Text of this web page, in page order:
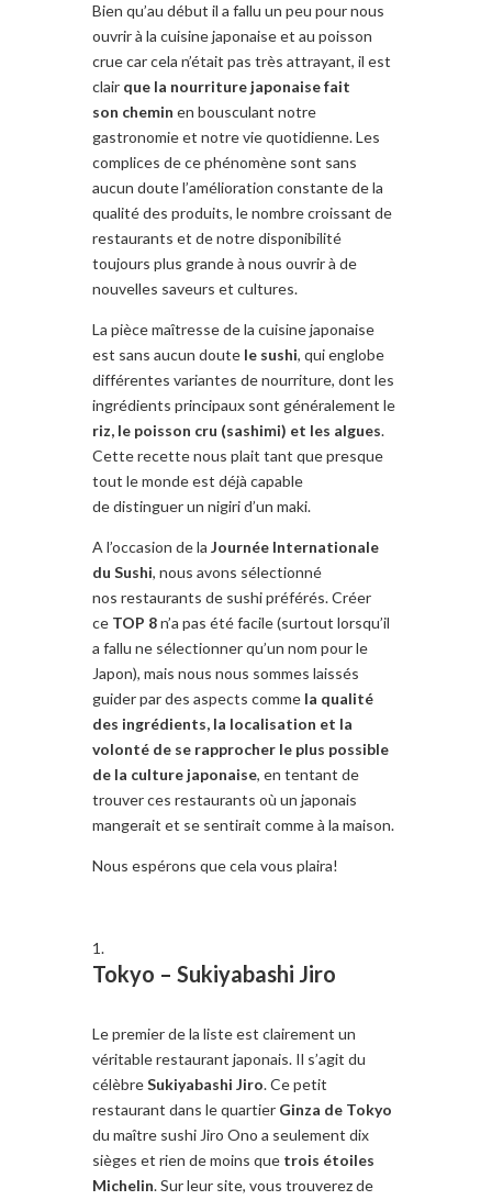
Bien qu’au début il a fallu un peu pour nous
ouvrir à la cuisine japonaise et au poisson
crue car cela n’était pas très attrayant, il est
clair que la nourriture japonaise fait
son chemin en bousculant notre
gastronomie et notre vie quotidienne. Les
complices de ce phénomène sont sans
aucun doute l’amélioration constante de la
qualité des produits, le nombre croissant de
restaurants et de notre disponibilité
toujours plus grande à nous ouvrir à de
nouvelles saveurs et cultures.
La pièce maîtresse de la cuisine japonaise
est sans aucun doute le sushi, qui englobe
différentes variantes de nourriture, dont les
ingrédients principaux sont généralement le
riz, le poisson cru (sashimi) et les algues.
Cette recette nous plait tant que presque
tout le monde est déjà capable
de distinguer un nigiri d’un maki.
A l’occasion de la Journée Internationale
du Sushi, nous avons sélectionné
nos restaurants de sushi préférés. Créer
ce TOP 8n’a pas été facile (surtout lorsqu’il
a fallu ne sélectionner qu’un nom pour le
Japon), mais nous nous sommes laissés
guider par des aspects comme la qualité
des ingrédients, la localisation et la
volonté de se rapprocher le plus possible
de la culture japonaise, en tentant de
trouver ces restaurants où un japonais
mangerait et se sentirait comme à la maison.
Nous espérons que cela vous plaira!
Tokyo – Sukiyabashi Jiro
Le premier de la liste est clairement un
véritable restaurant japonais. Il s’agit du
célèbreSukiyabashi Jiro. Ce petit
restaurant dans le quartier Ginza de Tokyo
du maître sushi Jiro Ono a seulement dix
sièges et rien de moins que trois étoiles
Michelin. Sur leur site, vous trouverez de